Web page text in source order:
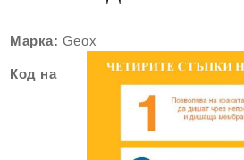
Марка: Geox
Код на